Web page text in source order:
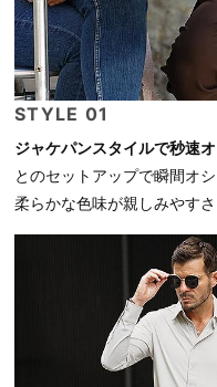
STYLE 01
ジャケパンスタイルで秒速
とのセットアップで瞬間オシ
柔らかな色味が親しみやす